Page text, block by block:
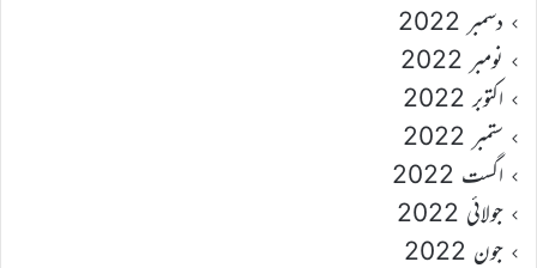
دسمبر 2022
نومبر 2022
اکتوبر 2022
ستمبر 2022
اگست 2022
جولائی 2022
جون 2022